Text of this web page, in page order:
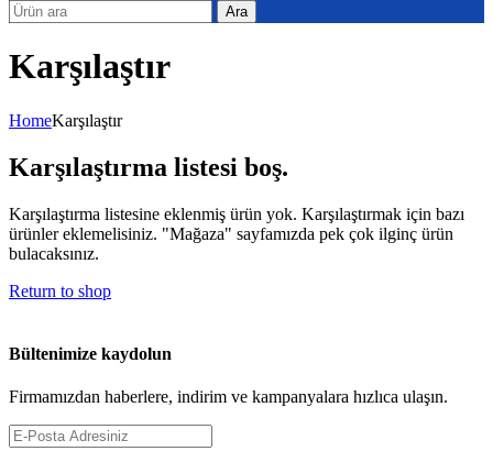
Ara
Karşılaştır
HomeKarşılaştır
Karşılaştırma listesi boş.
Karşılaştırma listesine eklenmiş ürün yok. Karşılaştırmak için bazı
ürünler eklemelisiniz. "Mağaza" sayfamızda pek çok ilginç ürün
bulacaksınız.
Return to shop
Bültenimize kaydolun
Firmamızdan haberlere, indirim ve kampanyalara hızlıca ulaşın.